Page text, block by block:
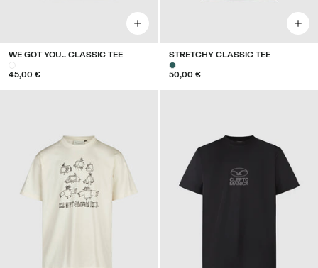
WE GOT YOU.. CLASSIC TEE
45,00 €
STRETCHY CLASSIC TEE
50,00 €